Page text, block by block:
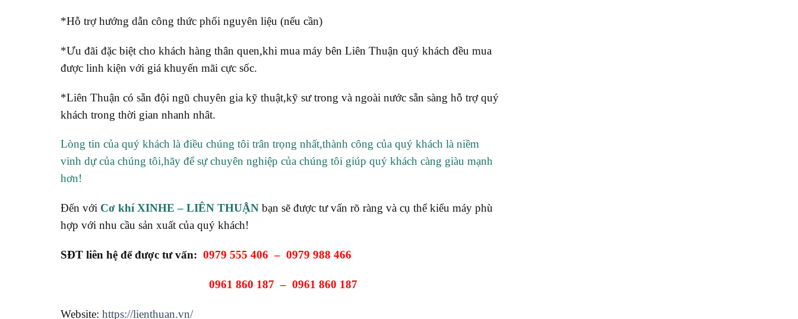
*Hỗ trợ hướng dẫn công thức phối nguyên liệu (nếu cần)
*Ưu đãi đặc biệt cho khách hàng thân quen,khi mua máy bên Liên Thuận quý khách đều mua
được linh kiện với giá khuyến mãi cực sốc.
*Liên Thuận có sẵn đội ngũ chuyên gia kỹ thuật,kỹ sư trong và ngoài nước sẵn sàng hỗ trợ quý
khách trong thời gian nhanh nhât.
Lòng tin của quý khách là điều chúng tôi trân trọng nhất,thành công của quý khách là niềm
vinh dự của chúng tôi,hãy để sự chuyên nghiệp của chúng tôi giúp quý khách càng giàu mạnh
hơn!
Đến với Cơ khí XINHE – LIÊN THUẬN bạn sẽ được tư vấn rõ ràng và cụ thể kiểu máy phù
hợp với nhu cầu sản xuất của quý khách!
SĐT liên hệ để được tư vấn: 0979 555 406 – 0979 988 466
0961 860 187 – 0961 860 187
Website: https://lienthuan.vn/